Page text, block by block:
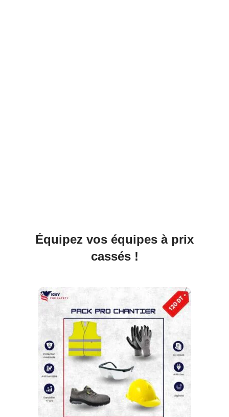
Équipez vos équipes à prix
cassés !